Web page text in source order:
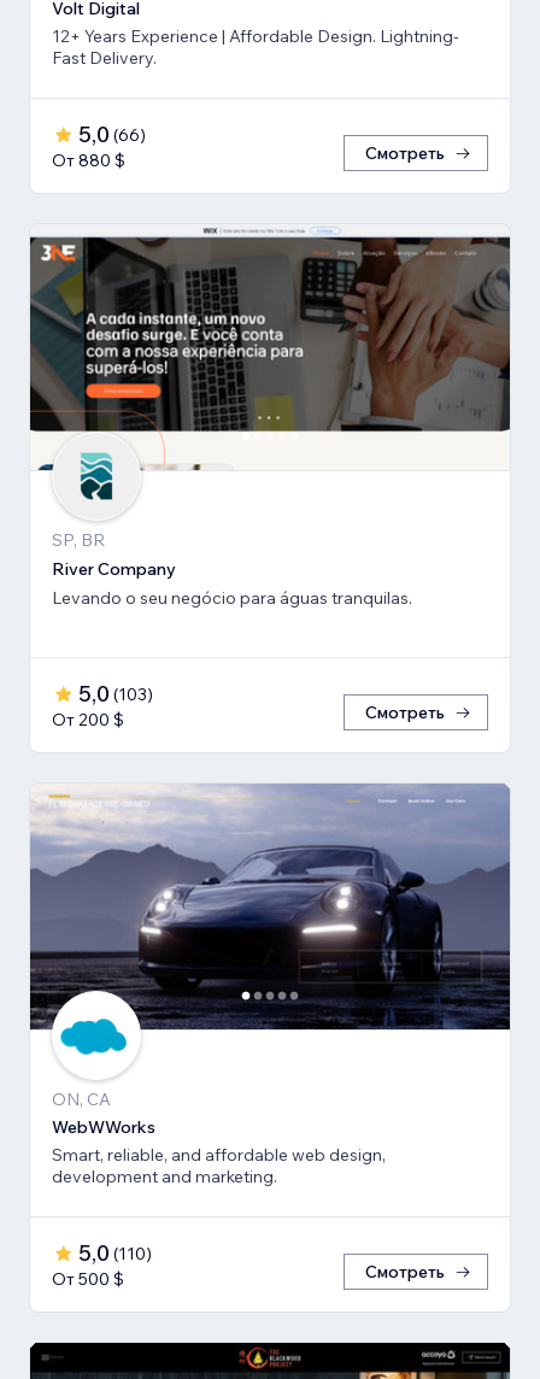
Volt Digital
12+ Years Experience | Affordable Design. Lightning-
Fast Delivery.
5,0 (66)
От 880 $
Смотреть
SP, BR
River Company
Levando o seu negócio para águas tranquilas.
5,0 (103)
От 200 $
Смотреть
ON, CA
WebWWorks
Smart, reliable, and affordable web design,
development and marketing.
5,0 (110)
От 500 $
Смотреть